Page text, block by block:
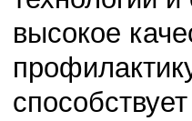
высокое